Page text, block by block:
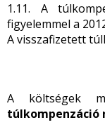
1.11. A
figyelemmel a
A visszafizetett
A költségek
túlkompenzáció